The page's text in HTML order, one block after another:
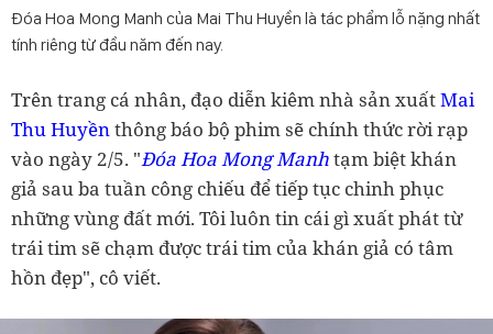
Đóa Hoa Mong Manh của Mai Thu Huyền là tác phẩm lỗ nặng nhất
tính riêng từ đầu năm đến nay.
Trên trang cá nhân, đạo diễn kiêm nhà sản xuấtMai
Thu Huyềnthông báo bộ phim sẽ chính thức rời rạp
vào ngày 2/5. "Đóa Hoa Mong Manhtạm biệt khán
giả sau ba tuần công chiếu để tiếp tục chinh phục
những vùng đất mới. Tôi luôn tin cái gì xuất phát từ
trái tim sẽ chạm được trái tim của khán giả có tâm
hồn đẹp", cô viết.